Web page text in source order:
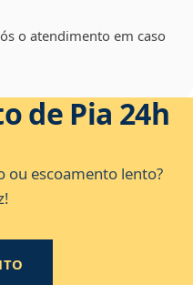
o atendimento em caso
de Pia 24h
ou escoamento lento?